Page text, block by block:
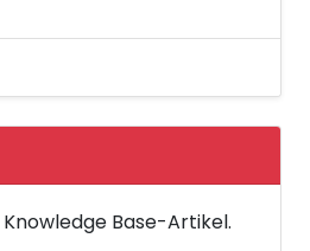
Base-Artikel.